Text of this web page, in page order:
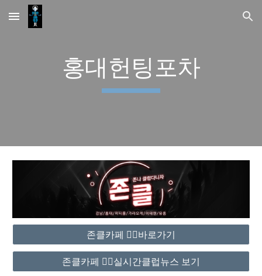
Skip to main content Skip to navigation
홍대헌팅포차
존클카페 ❤️‍🔥바로가기
존클카페 ❤️‍🔥실시간클럽뉴스 보기